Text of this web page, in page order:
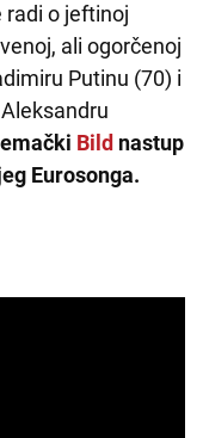
radi o jeftinoj
ali ogorčenoj
Putinu (70) i
Bild nastup
Eurosonga.